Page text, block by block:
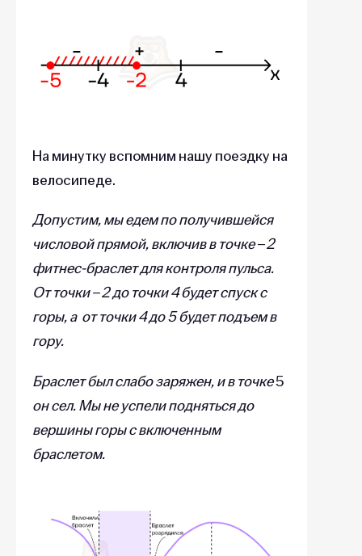
На минутку вспомним нашу поездку на
велосипеде.
Допустим, мы едем по получившейся
числовой прямой, включив в точке–2
фитнес-браслет для контроля пульса.
От точки–2 до точки 4 будет спуск с
горы, а от точки 4 до 5 будет подъем в
гору.
Браслет был слабо заряжен, и в точке5
он сел. Мы не успели подняться до
вершины горы с включенным
браслетом.